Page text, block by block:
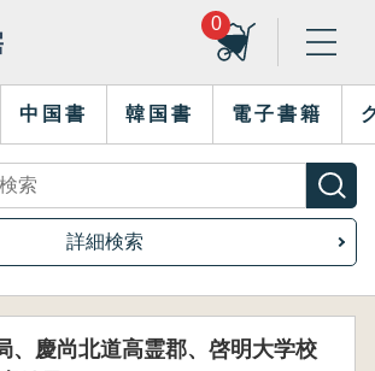
0
中国書 韓国書 電子書籍
詳細検索
、慶尚北道高霊郡、啓明大学校